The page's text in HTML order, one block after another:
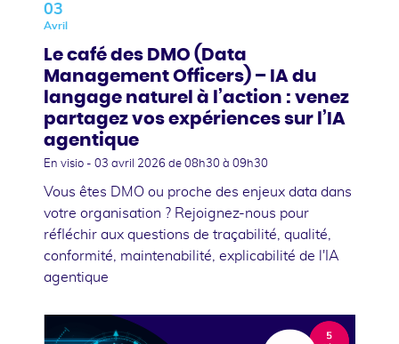
03
Avril
Le café des DMO (Data
Management Officers) – IA du
langage naturel à l’action : venez
partagez vos expériences sur l’IA
agentique
En visio - 03 avril 2026 de 08h30 à 09h30
Vous êtes DMO ou proche des enjeux data dans
votre organisation ? Rejoignez-nous pour
réfléchir aux questions de traçabilité, qualité,
conformité, maintenabilité, explicabilité de l'IA
agentique